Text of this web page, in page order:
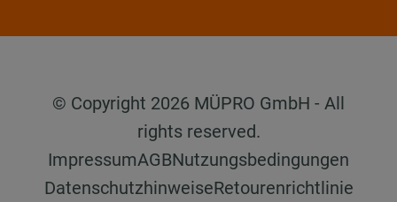
© Copyright 2026 MÜPRO GmbH - All
rights reserved.
ImpressumAGBNutzungsbedingungen
DatenschutzhinweiseRetourenrichtlinie